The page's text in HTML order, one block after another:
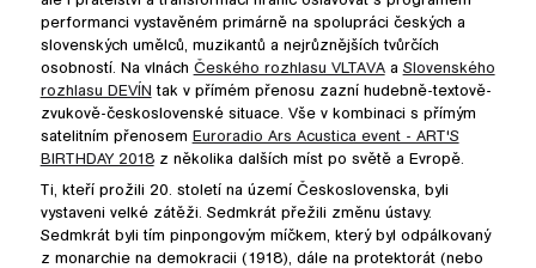
performanci vystavěném primárně na spolupráci českých a
slovenských umělců, muzikantů a nejrůznějších tvůrčích
osobností. Na vlnách Českého rozhlasu VLTAVAa Slovenského
rozhlasu DEVÍN tak v přímém přenosu zazní hudebně-textově-
zvukově-československé situace. Vše v kombinaci s přímým
satelitním přenosem Euroradio Ars Acustica event - ART'S
BIRTHDAY 2018z několika dalších míst po světě a Evropě.
Ti, kteří prožili 20. století na území Československa, byli
vystaveni velké zátěži. Sedmkrát přežili změnu ústavy.
Sedmkrát byli tím pinpongovým míčkem, který byl odpálkovaný
z monarchie na demokracii (1918), dále na protektorát (nebo